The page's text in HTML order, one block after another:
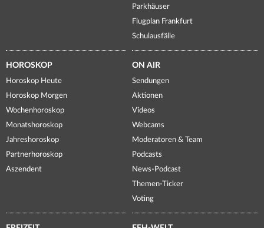
Parkhäuser
Flugplan Frankfurt
Schulausfälle
HOROSKOP
Horoskop Heute
Horoskop Morgen
Wochenhoroskop
Monatshoroskop
Jahreshoroskop
Partnerhoroskop
Aszendent
ON AIR
Sendungen
Aktionen
Videos
Webcams
Moderatoren & Team
Podcasts
News-Podcast
Themen-Ticker
Voting